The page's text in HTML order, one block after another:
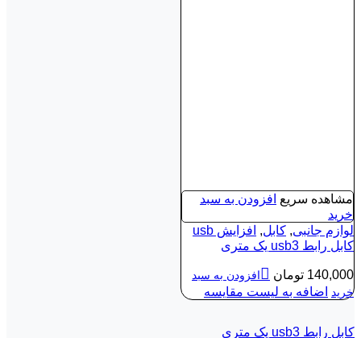
مشاهده سریع افزودن به سبد
خرید
لوازم جانبی, کابل, افزایش usb
کابل رابط usb3 یک متری
140,000 تومان
افزودن به سبد
خرید
اضافه به لیست مقایسه
کابل رابط usb3 یک متری